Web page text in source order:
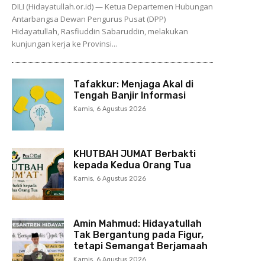
DILI (Hidayatullah.or.id) — Ketua Departemen Hubungan
Antarbangsa Dewan Pengurus Pusat (DPP)
Hidayatullah, Rasfiuddin Sabaruddin, melakukan
kunjungan kerja ke Provinsi...
Tafakkur: Menjaga Akal di
Tengah Banjir Informasi
Kamis, 6 Agustus 2026
KHUTBAH JUMAT Berbakti
kepada Kedua Orang Tua
Kamis, 6 Agustus 2026
Amin Mahmud: Hidayatullah
Tak Bergantung pada Figur,
tetapi Semangat Berjamaah